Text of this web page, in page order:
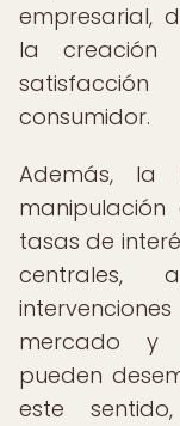
empresarial,
la
consumidor.
Además, la
tasas de
centrales,
mercado y
pueden
este